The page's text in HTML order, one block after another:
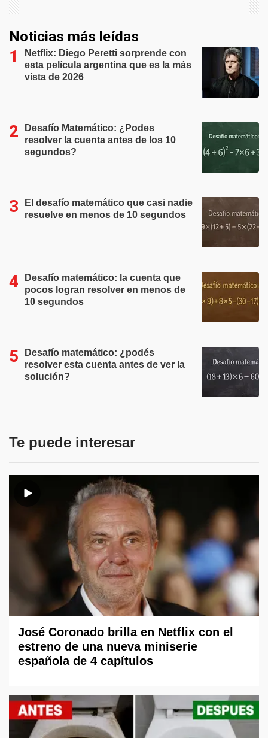
Noticias más leídas
Netflix: Diego Peretti sorprende con
esta película argentina que es la más
vista de 2026
Desafío Matemático: ¿Podes
resolver la cuenta antes de los 10
segundos?
El desafío matemático que casi nadie
resuelve en menos de 10 segundos
Desafío matemático: la cuenta que
pocos logran resolver en menos de
10 segundos
Desafío matemático: ¿podés
resolver esta cuenta antes de ver la
solución?
Te puede interesar
José Coronado brilla en Netflix con el
estreno de una nueva miniserie
española de 4 capítulos